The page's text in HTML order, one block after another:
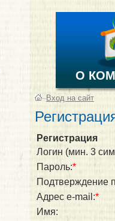
О
–Вход на сайт
Регистрация
Логин (мин. 3
Пароль:*
Подтверждение
Адрес e-mail:*
Имя: